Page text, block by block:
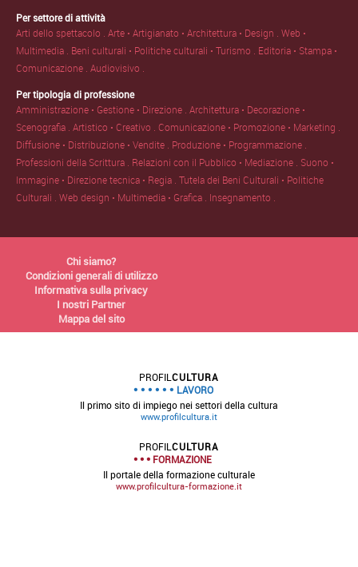
Per settore di attività
Arti dello spettacolo .Arte • Artigianato • Architettura • Design .Web •
Multimedia . Beni culturali • Politiche culturali • Turismo . Editoria • Stampa •
Comunicazione .Audiovisivo .
Per tipologia di professione
Amministrazione • Gestione • Direzione .Architettura • Decorazione •
Scenografia .Artistico • Creativo .Comunicazione • Promozione • Marketing .
Diffusione • Distribuzione • Vendite . Produzione • Programmazione .
Professioni della Scrittura . Relazioni con il Pubblico • Mediazione . Suono •
Immagine • Direzione tecnica • Regia .Tutela dei Beni Culturali • Politiche
Culturali .Web design • Multimedia • Grafica . Insegnamento .
Chi siamo?
Condizioni generali di utilizzo
Informativa sulla privacy
I nostri Partner
Mappa del sito
PROFILCULTURA
LAVORO
Il primo sito di impiego nei settori della cultura
www.profilcultura.it
PROFILCULTURA
FORMAZIONE
Il portale della formazione culturale
www.profilcultura-formazione.it